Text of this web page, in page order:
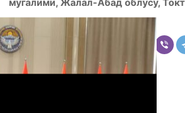
мугалими, Жалал-Абад облусу,
Комментарийлер